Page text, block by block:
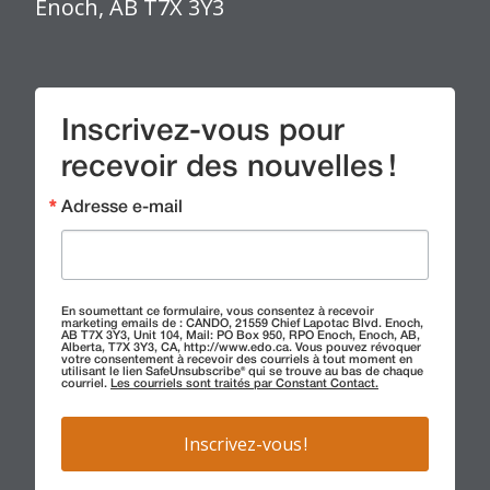
Enoch, AB T7X 3Y3
Inscrivez-vous pour
recevoir des nouvelles !
Adresse e-mail
En soumettant ce formulaire, vous consentez à recevoir
marketing emails de : CANDO, 21559 Chief Lapotac Blvd. Enoch,
AB T7X 3Y3, Unit 104, Mail: PO Box 950, RPO Enoch, Enoch, AB,
Alberta, T7X 3Y3, CA, http://www.edo.ca. Vous pouvez révoquer
votre consentement à recevoir des courriels à tout moment en
utilisant le lien SafeUnsubscribe® qui se trouve au bas de chaque
courriel. Les courriels sont traités par Constant Contact.
Inscrivez-vous !